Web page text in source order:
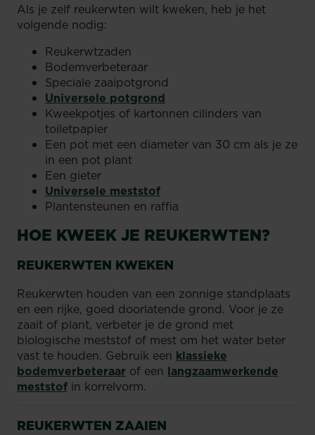
Als je zelf reukerwten wilt kweken, heb je het
volgende nodig:
Reukerwtzaden
Bodemverbeteraar
Speciale zaaipotgrond
Universele potgrond
Kweekpotjes of kartonnen cilinders van
toiletpapier
Een pot met een diameter van 30 cm als je ze
in een pot plant
Een gieter
Universele meststof
Plantensteunen en raffia
HOE KWEEK JE REUKERWTEN?
REUKERWTEN KWEKEN
Reukerwten houden van een zonnige standplaats
en een rijke, goed doorlatende grond. Voor je ze
zaait of plant, verbeter je de grond met
biologische meststof of mest om het water beter
vast te houden. Gebruik een klassieke
bodemverbeteraar of een langzaamwerkende
meststof in korrelvorm.
REUKERWTEN ZAAIEN